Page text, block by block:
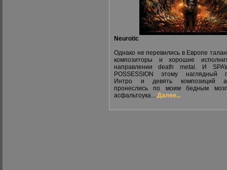
Neurotic
Однако не перевились в Европе
композиторы и хорошие
направлении death metal. И
POSSESSION этому наглядный
Интро и девять композиций
пронеслись по моим бедным
асфальтоука... Далее...